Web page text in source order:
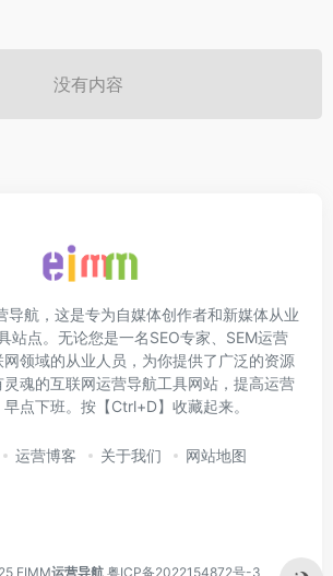
没有内容
导航，这是专为自媒体创作者和新媒体从业
站点。无论您是一名SEO专家、SEM运营
领域的从业人员，为你提供了广泛的资源
魂的互联网运营导航工具网站，提高运营
点下班。按【Ctrl+D】收藏起来。
运营博客 关于我们 网站地图
EIMM运营导航 粤ICP备2022154872号-3